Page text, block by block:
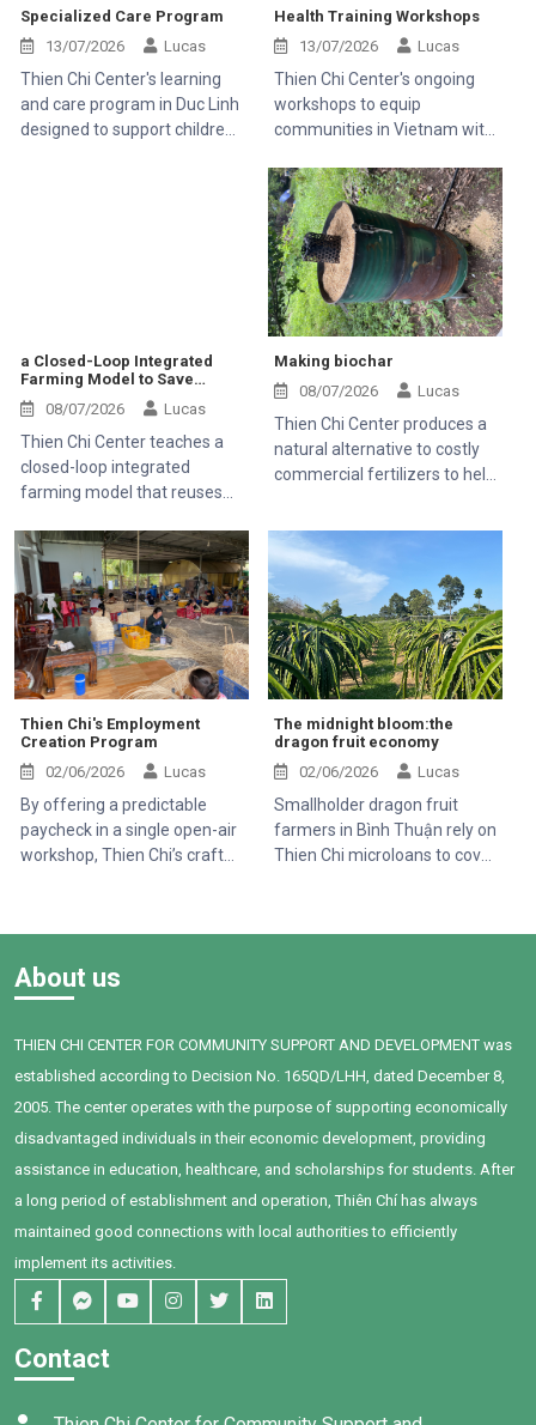
Specialized Care Program
13/07/2026
Lucas
Thien Chi Center's learning
and care program in Duc Linh
designed to support children
Health Training Workshops
13/07/2026
Lucas
Thien Chi Center's ongoing
workshops to equip
communities in Vietnam with
a Closed-Loop Integrated
Farming Model to Save
Money and Stop Farm Waste
08/07/2026 Lucas
Thien Chi Center teaches a
closed-loop integrated
farming model that reuses
families do not have to buy
expensive commercial feed
or fertilizers.
Making biochar
08/07/2026
Lucas
Thien Chi Center produces a
natural alternative to costly
commercial fertilizers to help
Thien Chi's Employment
Creation Program
02/06/2026
Lucas
By offering a predictable
paycheck in a single open-air
workshop, Thien Chi’s craft
against the volatile swings of
The midnight bloom:the
dragon fruit economy
02/06/2026
Lucas
Smallholder dragon fruit
farmers in Bình Thuận rely on
Thien Chi microloans to cover
rigid monthly repayment
About us
THIEN CHI CENTER FOR COMMUNITY SUPPORT AND DEVELOPMENT was
established according to Decision No. 165QD/LHH, dated December 8,
2005. The center operates with the purpose of supporting economically
disadvantaged individuals in their economic development, providing
assistance in education, healthcare, and scholarships for students. After
a long period of establishment and operation, Thiên Chí has always
maintained good connections with local authorities to efficiently
implement its activities.
Contact